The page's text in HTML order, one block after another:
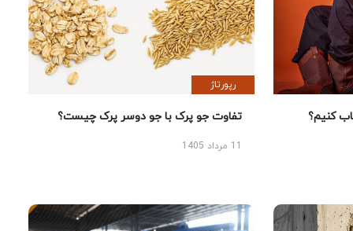
کنیم؟
رپورتاژ
تفاوت جو پرک با جو دوسر پرک چیست؟